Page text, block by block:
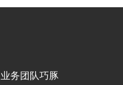
务团队巧豚